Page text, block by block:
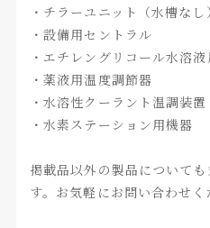
・チラーユニット（水槽なし）
・設備用セントラル
・エチレングリコール水溶
・薬液用温度調節器
・水溶性クーラント温調装置
・水素ステーション用機器
掲載品以外の製品について
す。お気軽にお問い合わせく